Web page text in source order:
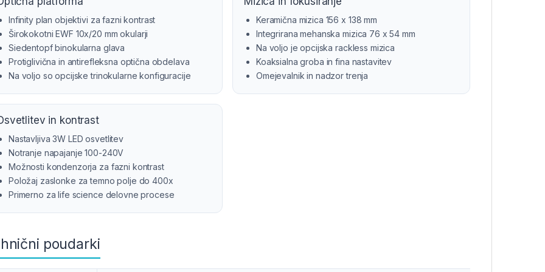
Infinity plan objektivi za fazni kontrast
Širokokotni EWF 10x/20 mm okularji
Siedentopf binokularna glava
Protiglivična in antirefleksna optična obdelava
Na voljo so opcijske trinokularne konfiguracije
Keramična mizica 156 x 138 mm
Integrirana mehanska mizica 76 x 54 mm
Na voljo je opcijska rackless mizica
Koaksialna groba in fina nastavitev
Omejevalnik in nadzor trenja
in kontrast
Nastavljiva 3W LED osvetlitev
Notranje napajanje 100-240V
Možnosti kondenzorja za fazni kontrast
Položaj zaslonke za temno polje do 400x
Primerno za life science delovne procese
poudarki